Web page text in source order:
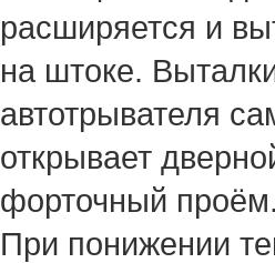
расширяется и
на штоке.
автотрывателя
открывает
форточный
При понижении